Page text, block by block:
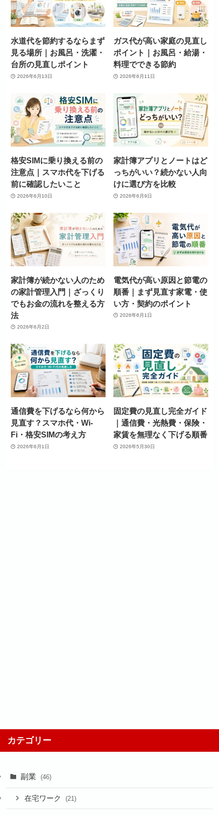
水道代を節約するならまず
見る場所｜お風呂・洗濯・
台所の見直しポイント
2026年6月13日
ガス代が高い家庭の見直し
ポイント｜お風呂・給湯・
料理でできる節約
2026年6月11日
格安SIMに乗り換える前の
注意点｜スマホ代を下げる
前に確認したいこと
2026年6月10日
家計簿アプリとノートはど
っちがいい？続かない人向
けに選び方を比較
2026年6月9日
家計簿が続かない人のため
の家計管理入門｜ざっくり
でもお金の流れを整える方
法
2026年6月2日
電気代が高い原因と節電の
順番｜まず見直す家電・使
い方・契約のポイント
2026年6月1日
通信費を下げるなら何から
見直す？スマホ代・Wi-
Fi・格安SIMの考え方
2026年6月1日
固定費の見直し完全ガイド
｜通信費・光熱費・保険・
家賃を無理なく下げる順番
2026年5月30日
カテゴリー
副業 (46)
在宅ワーク (21)